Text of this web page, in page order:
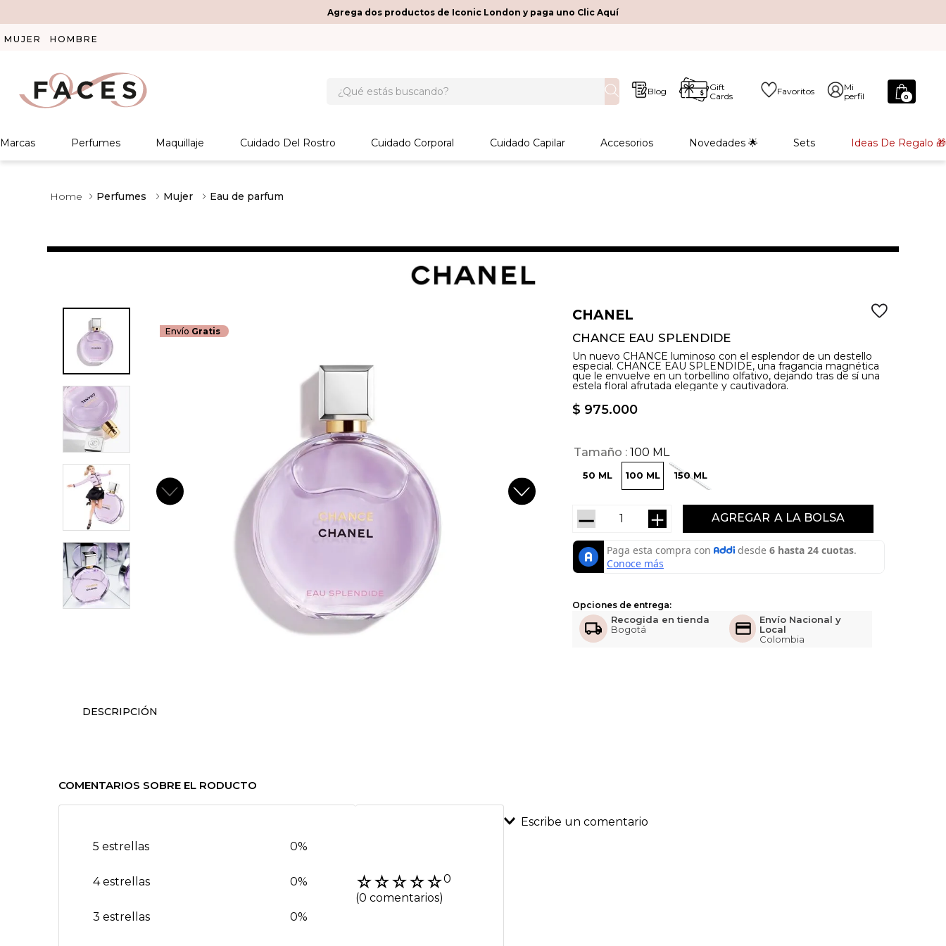
Agrega dos productos de Iconic London y paga uno Clic Aquí
MUJER HOMBRE
Blog
Gift
Cards
Favoritos
Mi
perfil
0
Marcas Perfumes Maquillaje Cuidado Del Rostro Cuidado Corporal Cuidado Capilar Accesorios Novedades 🌟 Sets Ideas De Regalo 🎁
Perfumes Mujer Eau de parfum
Envío Gratis
CHANEL
CHANCE EAU SPLENDIDE
Un nuevo CHANCE luminoso con el esplendor de un destello
especial. CHANCE EAU SPLENDIDE, una fragancia magnética
que le envuelve en un torbellino olfativo, dejando tras de sí una
estela floral afrutada elegante y cautivadora.
$ 975.000
Tamaño 100 ML
100 ML 150 ML
50 ML
AGREGAR
＋
－
Opciones de entrega:
Recogida en tienda
Bogotá
Envío Nacional y
Local
Colombia
DESCRIPCIÓN
COMENTARIOS SOBRE EL RODUCTO
☆☆☆☆☆0
(0 comentarios)
5 estrellas 0%
4 estrellas 0%
3 estrellas 0%
Escribe un comentario